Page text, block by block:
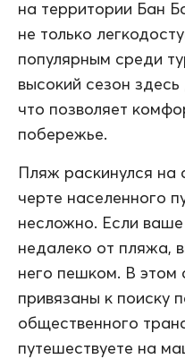
на территории Бан
не только
популярным среди
высокий сезон
что позволяет
побережье.
Пляж раскинулся на
черте населенного
несложно. Если
недалеко от пляжа,
него пешком. В этом
привязаны к поиску
общественного
путешествуете на